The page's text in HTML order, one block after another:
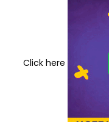
Click here